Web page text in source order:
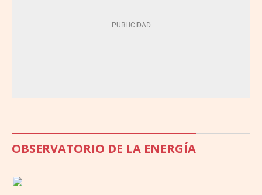
OBSERVATORIO DE LA ENERGÍA